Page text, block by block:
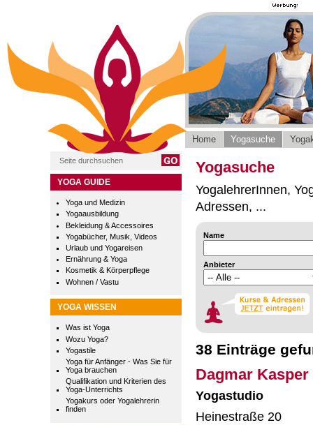
YOGA GUIDE
Yoga und Medizin
Yogaausbildung
Bekleidung & Accessoires
Yogabücher, Musik, Videos
Urlaub und Yogareisen
Ernährung & Yoga
Kosmetik & Körperpflege
Wohnen / Vastu
YOGA WISSEN
Was ist Yoga
Wozu Yoga?
Yogastile
Yoga für Anfänger - Was Sie für
Yoga brauchen
Qualifikation und Kriterien des
Yoga-Unterrichts
Yogakurs oder Yogalehrerin
finden
Home Yogasuche
Yogasuche
YogalehrerInnen,
Adressen, ...
Name
Anbieter
38 Einträge
Dagmar Kasper
Yogastudio
Heinestraße 20